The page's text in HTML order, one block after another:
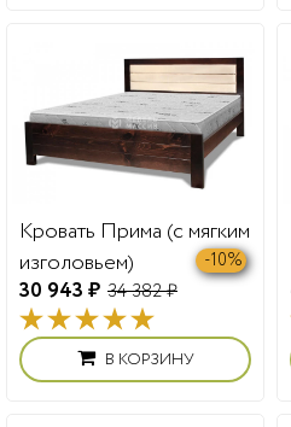
Кровать Прима (с мягким
изголовьем)
30 943 ₽ 34 382 ₽
-10%
В КОРЗИНУ